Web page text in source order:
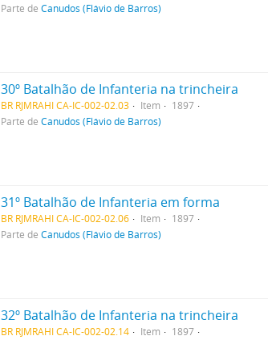
Parte deCanudos (Flávio de Barros)
30º Batalhão de Infanteria na trincheira
BR RJMRAHI CA-IC-002-02.03 Item
1897
Parte deCanudos (Flávio de Barros)
31º Batalhão de Infanteria em forma
BR RJMRAHI CA-IC-002-02.06 Item
1897
Parte deCanudos (Flávio de Barros)
32º Batalhão de Infanteria na trincheira
BR RJMRAHI CA-IC-002-02.14 Item
1897